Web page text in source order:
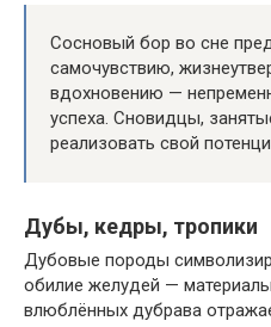
Сосновый бор во сне
самочувствию,
вдохновению —
успеха. Сновидцы,
реализовать свой
Дубы, кедры, тропики
Дубовые породы
обилие желудей —
влюблённых дубрава